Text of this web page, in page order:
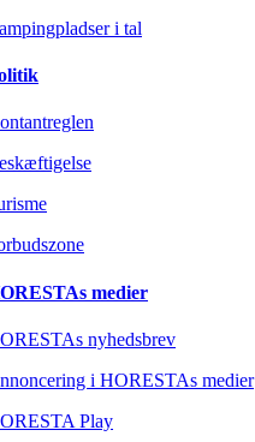
i tal
medier
nyhedsbrev
i HORESTAs medier
Play